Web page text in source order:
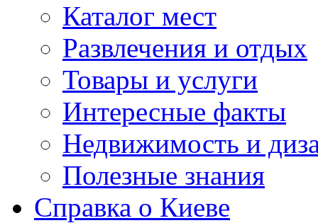
Каталог мест
Развлечения и отдых
Товары и услуги
Интересные факты
Недвижимость и
Полезные знания
Справка о Киеве